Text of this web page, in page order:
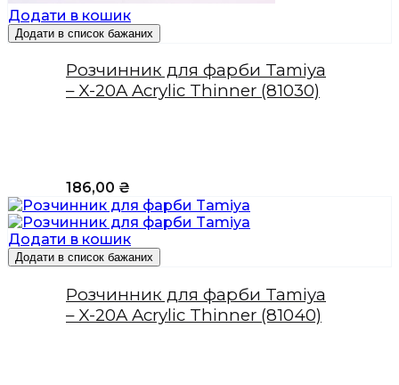
Додати в кошик
Додати в список бажаних
Розчинник для фарби Tamiya
– X-20A Acrylic Thinner (81030)
186,00 ₴
Додати в кошик
Додати в список бажаних
Розчинник для фарби Tamiya
– X-20A Acrylic Thinner (81040)